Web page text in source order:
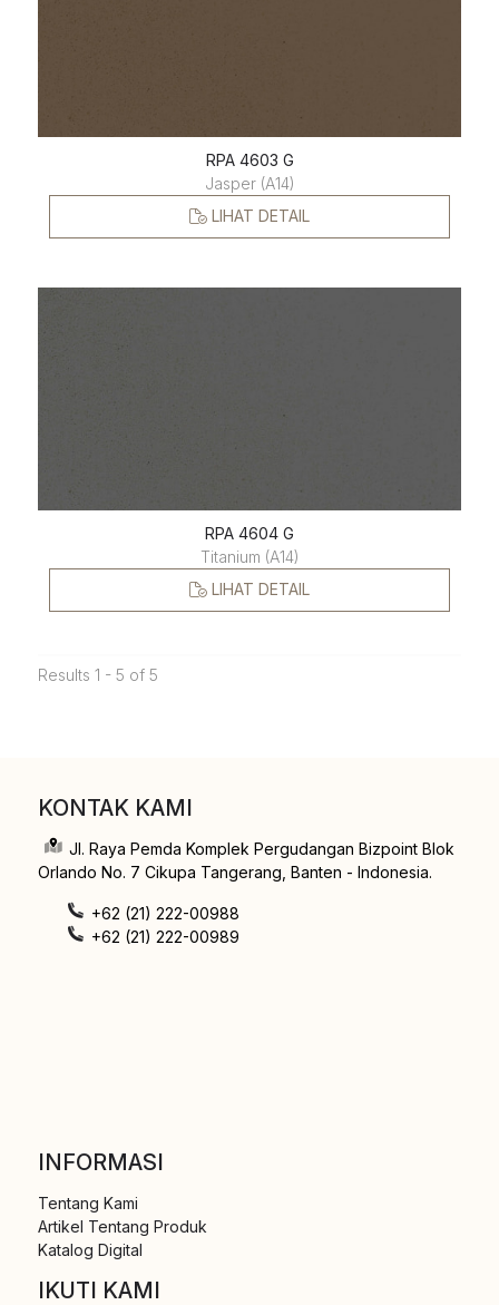
RPA 4603 G
Jasper (A14)
LIHAT DETAIL
RPA 4604 G
Titanium (A14)
LIHAT DETAIL
Results 1 - 5 of 5
KONTAK KAMI
Jl. Raya Pemda Komplek Pergudangan Bizpoint Blok
Orlando No. 7 Cikupa Tangerang, Banten - Indonesia.
+62 (21) 222-00988
+62 (21) 222-00989
INFORMASI
Tentang Kami
Artikel Tentang Produk
Katalog Digital
IKUTI KAMI